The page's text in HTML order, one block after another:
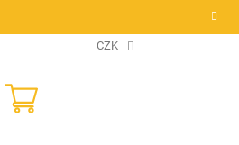
CZK
NÁKUPNÍ
KOŠÍK